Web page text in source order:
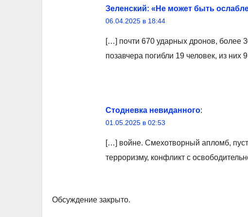
Зеленский: «Не может быть
06.04.2025 в 18:44
[…] почти 670 ударных дронов, более
позавчера погибли 19 человек, из них
Стодневка невиданного:
01.05.2025 в 02:53
[…] войне. Смехотворный апломб,
терроризму, конфликт с
Обсуждение закрыто.